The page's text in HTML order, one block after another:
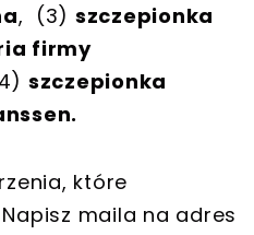
, (3) szczepionka
firmy
szczepionka
które
maila na adres